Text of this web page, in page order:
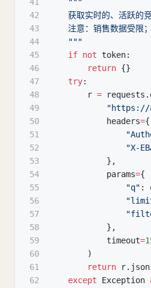
42
获取实时的、活跃的竞
43
注意：销售数据受限
44
    """
45
if not token:
46
return {}
47
try:
48
        r
= requests .
49
"https://
50
            headers
={
51
52
"X-
53
} ,
54
            params
={
55
"q" :
56
57
58
} ,
59
            timeout
=
60
)
61
return r. json
62
except Exception